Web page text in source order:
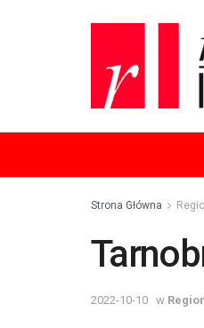
Strona Główna
2022-10-10 w